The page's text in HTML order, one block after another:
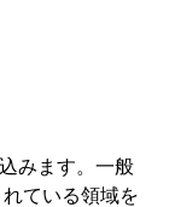
みます。一般
ている領域を